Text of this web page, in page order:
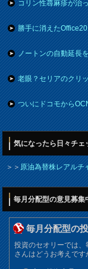
コリン性蕁麻疹が治
勝手に消えた
ノートンの自動延長
老眼？セリアのクリ
ついにドコモから
気になったら日々チェ
＞＞原油為替株レアルチ
毎月分配型の意見募集
毎月分配型の
投資のセオリーでは
さんはどうお考えです